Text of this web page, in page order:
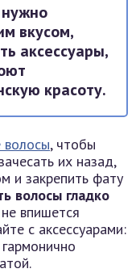
вкусом,
аксессуары,
красоту.
волосы, чтобы
их назад,
и закрепить фату
волосы гладко
впишется
с аксессуарами: